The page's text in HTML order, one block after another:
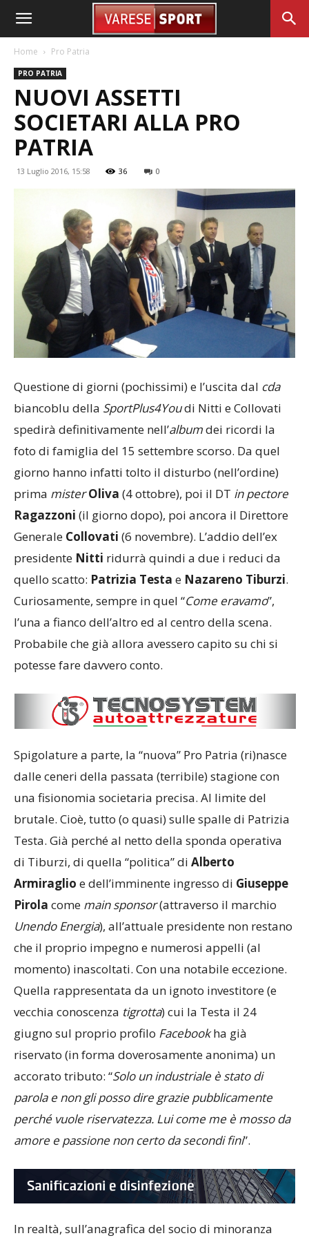
Home Pro Patria
PRO PATRIA
NUOVI ASSETTI
SOCIETARI ALLA PRO
PATRIA
13 Luglio 2016, 15:58 36 0
Questione di giorni (pochissimi) e l’uscita dal cda
biancoblu della SportPlus4Youdi Nitti e Collovati
spedirà definitivamente nell’albumdei ricordi la
foto di famiglia del 15 settembre scorso. Da quel
giorno hanno infatti tolto il disturbo (nell’ordine)
prima mister Oliva (4 ottobre), poi il DT in pectore
Ragazzoni (il giorno dopo), poi ancora il Direttore
Generale Collovati (6 novembre). L’addio dell’ex
presidente Nitti ridurrà quindi a due i reduci da
quello scatto: Patrizia Testa e Nazareno Tiburzi.
Curiosamente, sempre in quel “Come eravamo”,
l’una a fianco dell’altro ed al centro della scena.
Probabile che già allora avessero capito su chi si
potesse fare davvero conto.
Spigolature a parte, la “nuova” Pro Patria (ri)nasce
dalle ceneri della passata (terribile) stagione con
una fisionomia societaria precisa. Al limite del
brutale. Cioè, tutto (o quasi) sulle spalle di Patrizia
Testa. Già perché al netto della sponda operativa
di Tiburzi, di quella “politica” di Alberto
Armiraglio e dell’imminente ingresso di Giuseppe
Pirola come main sponsor(attraverso il marchio
Unendo Energia), all’attuale presidente non restano
che il proprio impegno e numerosi appelli (al
momento) inascoltati. Con una notabile eccezione.
Quella rappresentata da un ignoto investitore (e
vecchia conoscenza tigrotta) cui la Testa il 24
giugno sul proprio profilo Facebookha già
riservato (in forma doverosamente anonima) un
accorato tributo: “Solo un industriale è stato di
parola e non gli posso dire grazie pubblicamente
perché vuole riservatezza. Lui come me è mosso da
amore e passione non certo da secondi fini”.
In realtà, sull’anagrafica del socio di minoranza